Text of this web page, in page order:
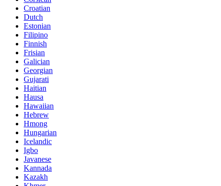
Croatian
Dutch
Estonian
Filipino
Finnish
Frisian
Galician
Georgian
Gujarati
Haitian
Hausa
Hawaiian
Hebrew
Hmong
Hungarian
Icelandic
Igbo
Javanese
Kannada
Kazakh